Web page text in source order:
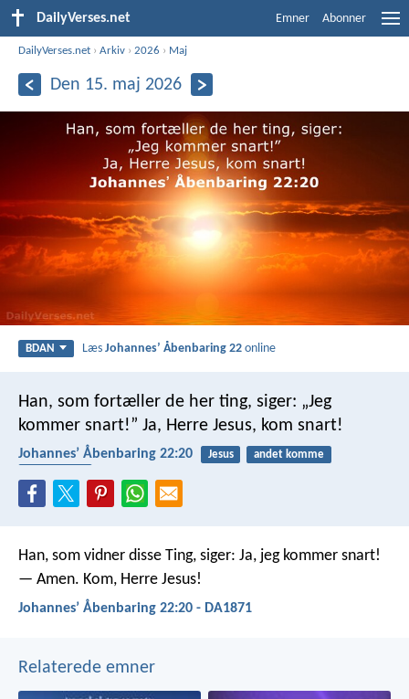
DailyVerses.net Emner Abonner
DailyVerses.net ›Arkiv ›2026 › Maj
Den 15. maj 2026
BDAN LæsJohannesʼ Åbenbaring 22 online
Han, som fortæller de her ting, siger: „Jeg
kommer snart!” Ja, Herre Jesus, kom snart!
Johannesʼ Åbenbaring 22:20 Jesus
andet komme
Han, som vidner disse Ting, siger: Ja, jeg kommer snart!
— Amen. Kom, Herre Jesus!
Johannesʼ Åbenbaring 22:20 - DA1871
Relaterede emner